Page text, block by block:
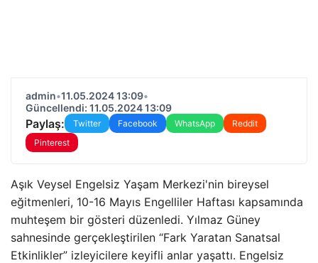
admin•11.05.2024 13:09•
Güncellendi: 11.05.2024 13:09
Paylaş: Twitter Facebook WhatsApp
Reddit
Pinterest
Aşık Veysel Engelsiz Yaşam Merkezi'nin bireysel
eğitmenleri, 10-16 Mayıs Engelliler Haftası kapsamında
muhteşem bir gösteri düzenledi. Yılmaz Güney
sahnesinde gerçekleştirilen “Fark Yaratan Sanatsal
Etkinlikler” izleyicilere keyifli anlar yaşattı. Engelsiz